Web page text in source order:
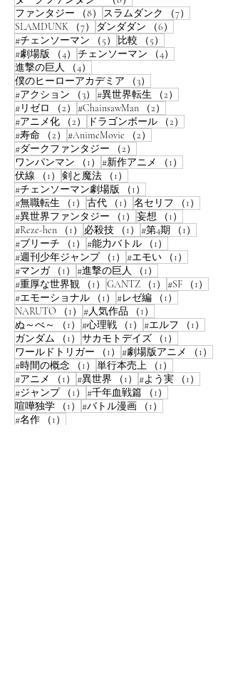
ファンタジー
（8） 8件の記事
スラムダンク （7）
SLAMDUNK
（7） 7件の記事
ダンダダン （6）
#チェンソーマン
（5） 5件の記事
比較 （5）
#劇場版
（4） 4件の記事
チェンソーマン （4）
進撃の巨人
（4）
僕のヒーローアカデミア
（3）
#アクション
（3） 3件の記事
#異世界転生 （2）
#リゼロ
（2） 2件の記事
#ChainsawMan （2）
#アニメ化
（2） 2件の記事
ドラゴンボール （2）
#寿命
（2） 2件の記事
#AnimeMovie （2）
#ダークファンタジー
（2）
ワンパンマン
（1） 1件の記事
#新作アニメ （1）
伏線
（1） 1件の記事
剣と魔法 （1）
#チェンソーマン劇場版
（1）
#無職転生
（1） 1件の記事
古代 （1） 1件の記事
名セリフ （1）
#異世界ファンタジー
（1） 1件の記事
妄想 （1）
#Reze-hen
（1） 1件の記事
必殺技 （1） 1件の記事
#第4期 （1）
#ブリーチ
（1） 1件の記事
#能力バトル （1）
#週刊少年ジャンプ
（1） 1件の記事
#エモい （1）
#マンガ
（1） 1件の記事
#進撃の巨人 （1）
#重厚な世界観
（1） 1件の記事
GANTZ （1） 1件の記事
#SF （1）
#エモーショナル
（1） 1件の記事
#レゼ編 （1）
NARUTO
（1） 1件の記事
#人気作品 （1）
ぬ～べ～
（1） 1件の記事
#心理戦 （1） 1件の記事
#エルフ （1）
ガンダム
（1） 1件の記事
サカモトデイズ （1）
ワールドトリガー
（1） 1件の記事
#劇場版アニメ （1）
#時間の概念
（1） 1件の記事
単行本売上 （1）
#アニメ
（1） 1件の記事
#異世界 （1） 1件の記事
#よう実 （1）
#ジャンプ
（1） 1件の記事
#千年血戦篇 （1）
喧嘩独学
（1） 1件の記事
#バトル漫画 （1）
#名作
（1）